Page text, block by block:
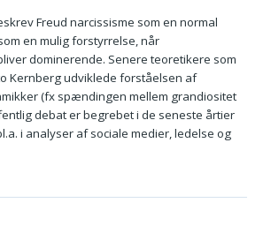
Freud narcissisme som en normal
en mulig forstyrrelse, når
dominerende. Senere teoretikere som
Kernberg udviklede forståelsen af
(fx spændingen mellem grandiositet
debat er begrebet i de seneste årtier
i analyser af sociale medier, ledelse og